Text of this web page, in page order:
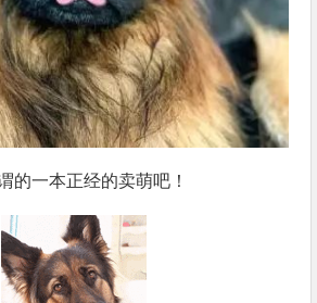
的一本正经的卖萌吧！